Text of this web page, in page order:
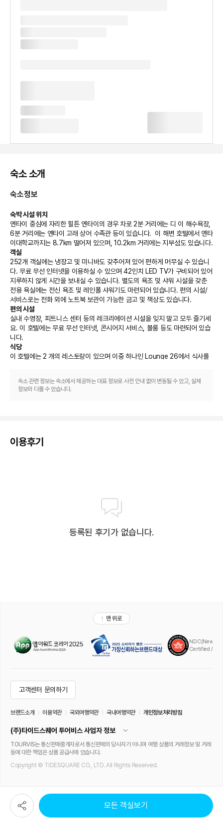
모든 객실보기
숙소 소개
숙소정보
숙박 시설 위치
옌타이 중심에 자리한 힐튼 옌타이의 경우 차로 2분 거리에는 디 이 해수욕장,
6분 거리에는 옌타이 고래 상어 수족관 등이 있습니다.  이 해변 호텔에서 옌타
이대학교까지는 8.7km 떨어져 있으며, 10.2km 거리에는 지부섬도 있습니다.
객실
252개 객실에는 냉장고 및 미니바도 갖추어져 있어 편하게 머무실 수 있습니
다. 무료 무선 인터넷을 이용하실 수 있으며 42인치 LED TV가 구비되어 있어
지루하지 않게 시간을 보내실 수 있습니다. 별도의 욕조 및 샤워 시설을 갖춘
전용 욕실에는 전신 욕조 및 레인폴 샤워기도 마련되어 있습니다. 편의 시설/
서비스로는 전화 외에 노트북 보관이 가능한 금고 및 책상도 있습니다.
편의 시설
실내 수영장, 피트니스 센터 등의 레크리에이션 시설을 잊지 말고 모두 즐기세
요. 이 호텔에는 무료 무선 인터넷, 콘시어지 서비스, 볼룸 등도 마련되어 있습
니다.
식당
이 호텔에는 2 개의 레스토랑이 있으며 이중 하나인 Lounge 26에서 식사를
서는 맛있는 음료를 마시며 여유로운 시간을 보내실 수 있어요. 아침 식사(뷔
페)를 매일 06:00 ~ 10:00에 유료로 이용하실 수 있습니다.
곱미터 크기의 공간이 마련되어 있습니다. 별도 요금으로 왕복 공항 셔틀을 이
숙소 관련 정보는 숙소에서 제공하는 대표 정보로 사전 안내 없이 변동될 수 있고, 실제
정보와 다를 수 있습니다.
이용후기
등록된 후기가 없습니다.